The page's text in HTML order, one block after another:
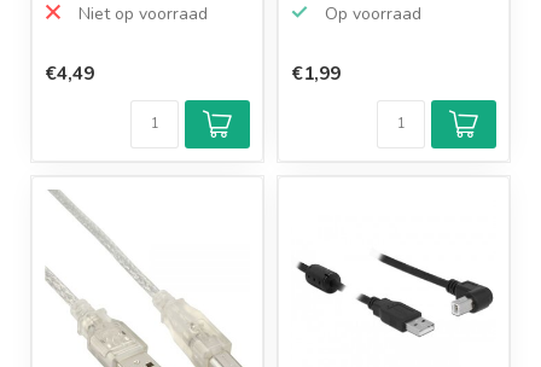
Niet op voorraad
€4,49
Op voorraad
€1,99